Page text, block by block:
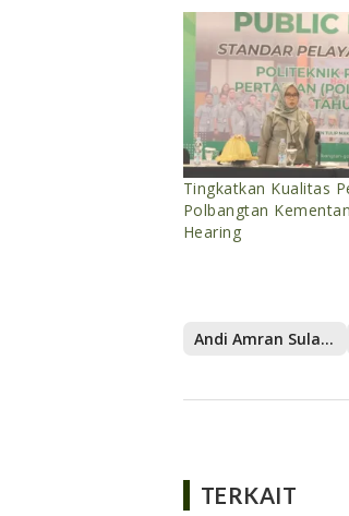
Tingkatkan Kualitas
Polbangtan
Hearing
Andi Amran Sulaiman
TERKAIT